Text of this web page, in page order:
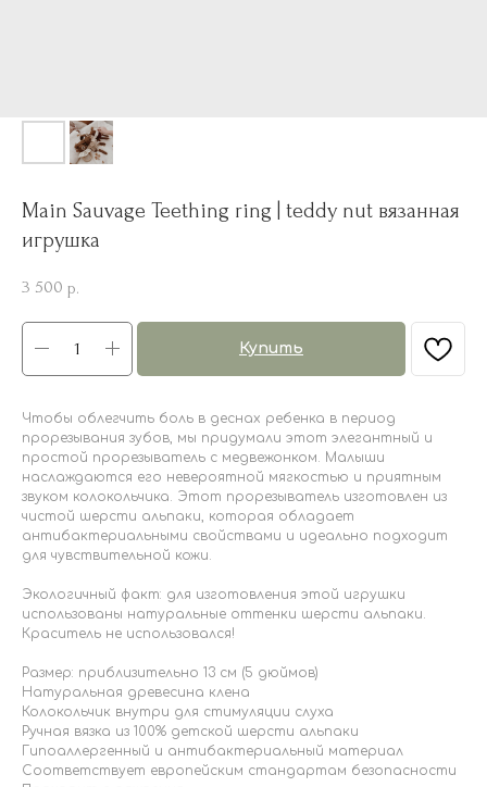
Main Sauvage Teething ring | teddy nut вязанная
игрушка
3 500 р.
Купить
Чтобы облегчить боль в деснах ребенка в период
прорезывания зубов, мы придумали этот элегантный и
простой прорезыватель с медвежонком. Малыши
наслаждаются его невероятной мягкостью и приятным
звуком колокольчика. Этот прорезыватель изготовлен из
чистой шерсти альпаки, которая обладает
антибактериальными свойствами и идеально подходит
для чувствительной кожи.
Экологичный факт: для изготовления этой игрушки
использованы натуральные оттенки шерсти альпаки.
Краситель не использовался!
Размер: приблизительно 13 см (5 дюймов)
Натуральная древесина клена
Колокольчик внутри для стимуляции слуха
Ручная вязка из 100% детской шерсти альпаки
Гипоаллергенный и антибактериальный материал
Соответствует европейским стандартам безопасности